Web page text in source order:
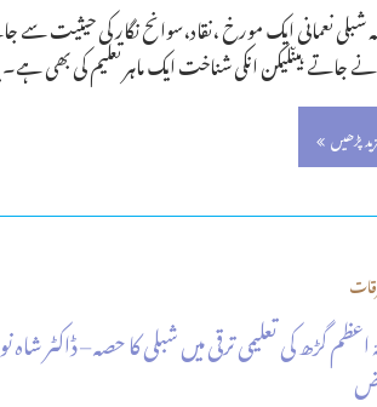
شبلی نعمانی ایک مورخ ،نقاد،سوانح نگار کی حیثیت سے
جاتے ہیںلیکن انکی شناخت ایک ماہر تعلیم کی بھی
پڑھیں
گڑھ کی تعلیمی ترقی میں شبلی کا حصہ – ڈاکٹر شاہ